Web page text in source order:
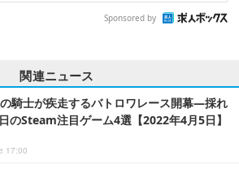
Sponsored by
関連ニュース
騎士が疾走するバトロワレース開幕―採れ
のSteam注目ゲーム4選【2022年4月5日】
17:00